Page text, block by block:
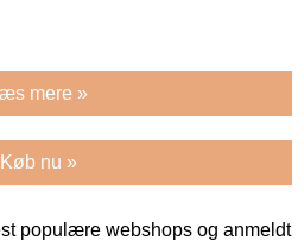
mere »
Køb nu »
populære webshops og anmeldt